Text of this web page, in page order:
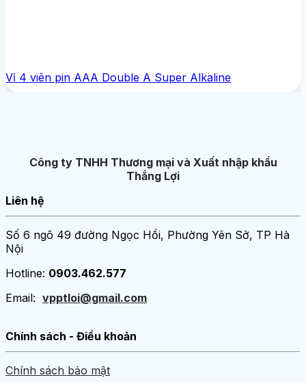
Vỉ 4 viên pin AAA Double A Super Alkaline
Công ty TNHH Thương mại và Xuất nhập khẩu
Thắng Lợi
Liên hệ
Số 6 ngõ 49 đường Ngọc Hồi, Phường Yên Sở, TP Hà
Nội
Hotline: 0903.462.577
Email: vpptloi@gmail.com
Chính sách - Điều khoản
Chính sách bảo mật